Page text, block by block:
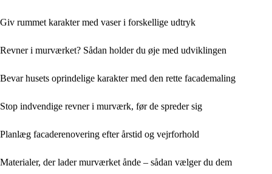
Giv rummet karakter med vaser i forskellige udtryk
Revner i murværket? Sådan holder du øje med udviklingen
Bevar husets oprindelige karakter med den rette facademaling
Stop indvendige revner i murværk, før de spreder sig
Planlæg facaderenovering efter årstid og vejrforhold
Materialer, der lader murværket ånde – sådan vælger du dem